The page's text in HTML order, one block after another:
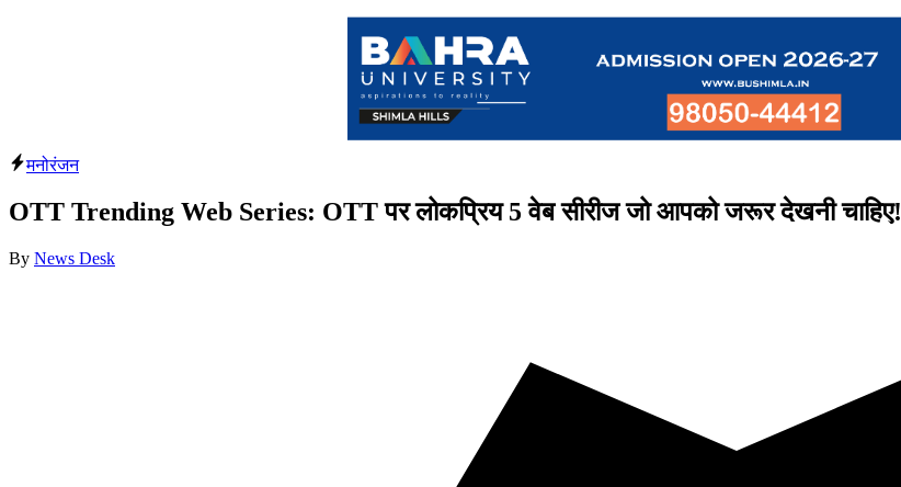
मनोरंजन
OTT Trending Web Series: OTT पर लोकप्रिय 5 वेब सीरीज जो आपको जरूर देखनी चाहिए!
By News Desk